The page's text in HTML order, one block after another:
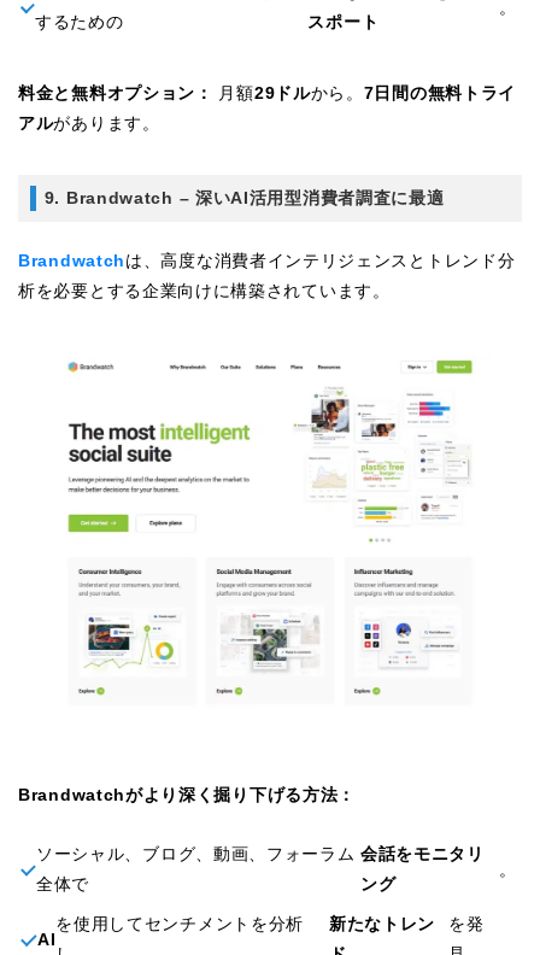
するための
スポート
。
料金と無料オプション： 月額29ドルから。 7日間の無料トライ
アルがあります。
9. Brandwatch – 深いAI活用型消費者調査に最適
Brandwatchは、高度な消費者インテリジェンスとトレンド分
析を必要とする企業向けに構築されています。
Brandwatchがより深く掘り下げる方法：
ソーシャル、ブログ、動画、フォーラム
全体で
会話をモニタリ
ング
。
AI
を使用してセンチメントを分析
新たなトレン
を発